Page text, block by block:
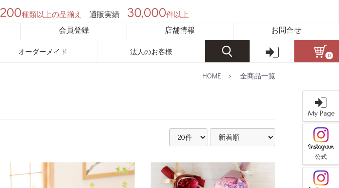
200種類以上の品揃え 通販実績 30,000件以上
会員登録 店舗情報 お問合せ
オーダーメイド 法人のお客様 0
HOME > 全商品一覧
My Page
公式